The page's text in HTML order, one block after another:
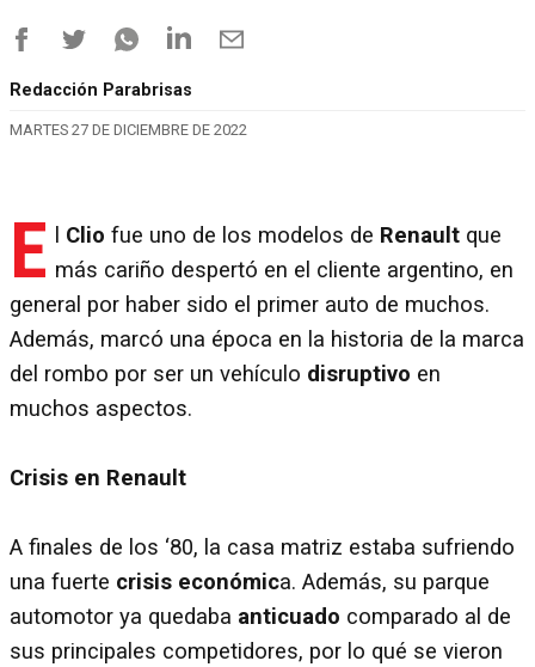
Redacción Parabrisas
MARTES 27 DE DICIEMBRE DE 2022
E Clio fue uno de los modelos de Renault que
más cariño despertó en el cliente argentino, en
general por haber sido el primer auto de muchos.
Además, marcó una época en la historia de la marca
del rombo por ser un vehículo disruptivo en
muchos aspectos.
Crisis en Renault
A finales de los ‘80, la casa matriz estaba sufriendo
una fuerte crisis económica. Además, su parque
automotor ya quedaba anticuado comparado al de
sus principales competidores, por lo qué se vieron